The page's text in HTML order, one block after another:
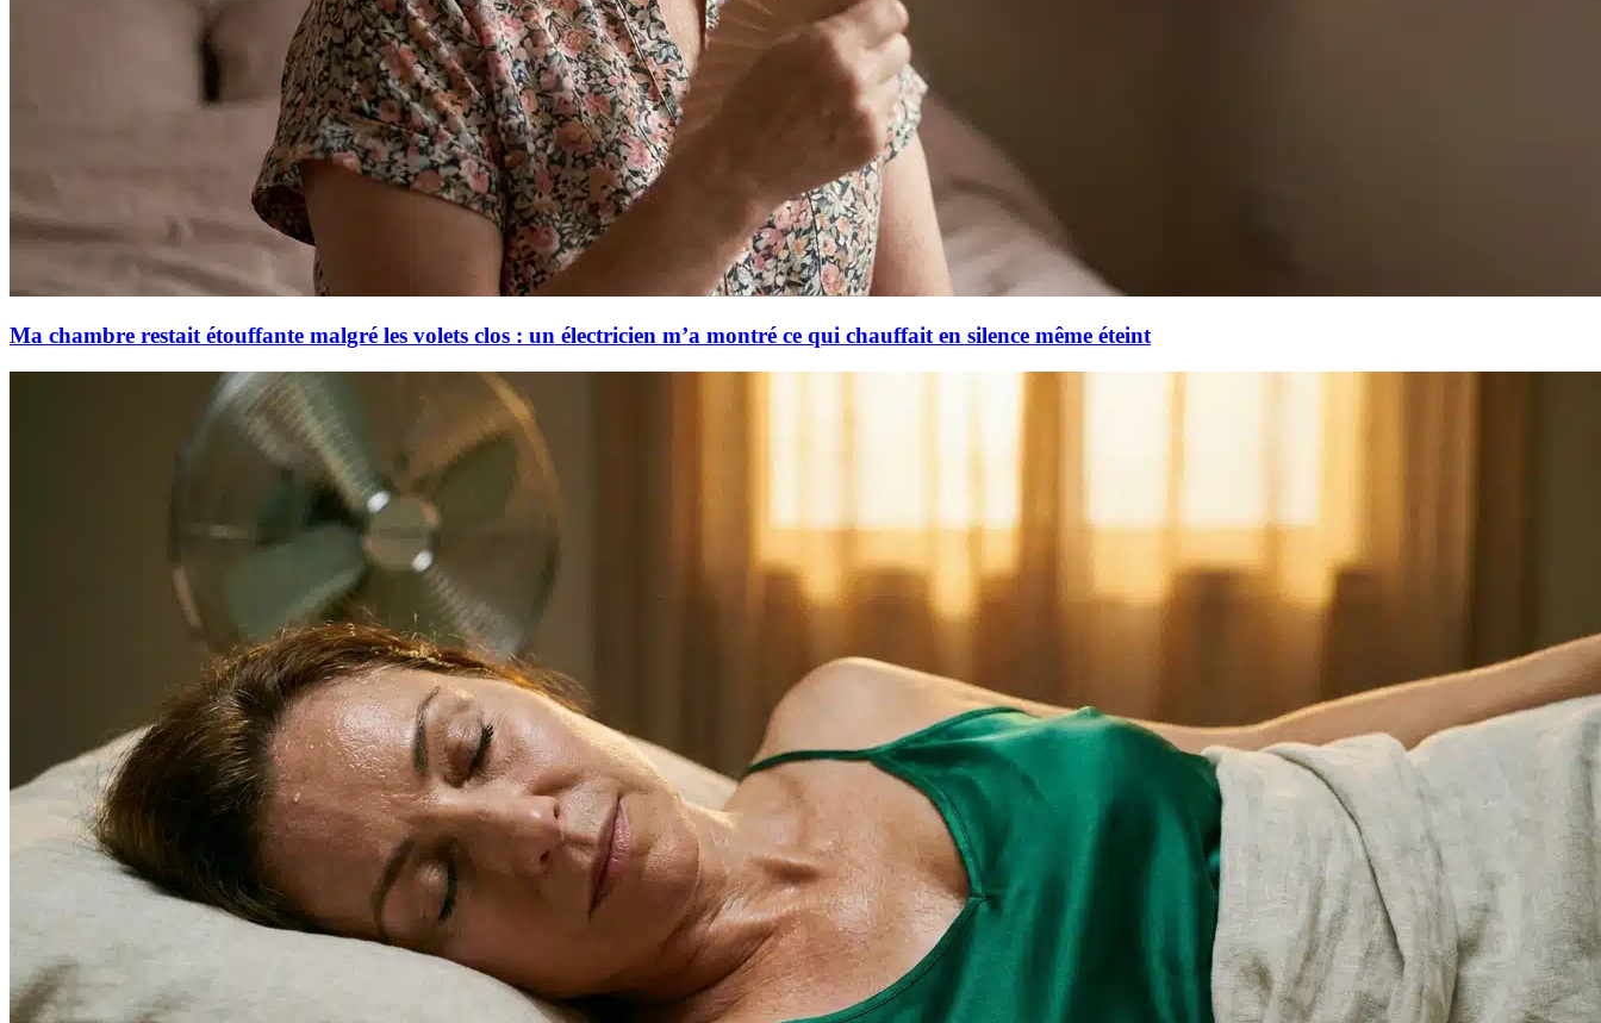
Ma chambre restait étouffante malgré les volets clos : un électricien m’a montré ce qui chauffait en silence même éteint